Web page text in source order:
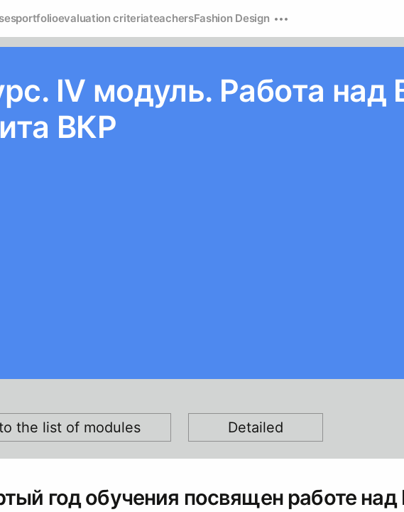
portfolioevaluation criteriateachersFashion Design
IV модуль. Работа над
ВКР
the list of modules Detailed
год обучения посвящен работе